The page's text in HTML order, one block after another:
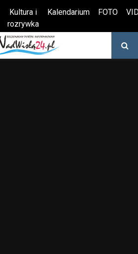
Kultura i
rozrywka
Kalendarium FOTO